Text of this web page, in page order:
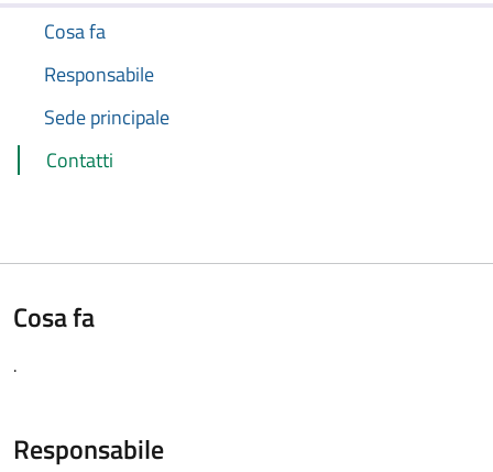
Cosa fa
Responsabile
Sede principale
Contatti
Cosa fa
.
Responsabile